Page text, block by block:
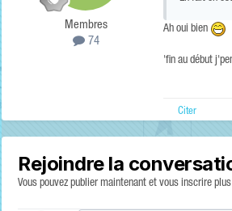
Membres
74
Ah oui bien
'fin au début
Citer
Rejoindre la
Vous pouvez publier maintenant et vous inscrire